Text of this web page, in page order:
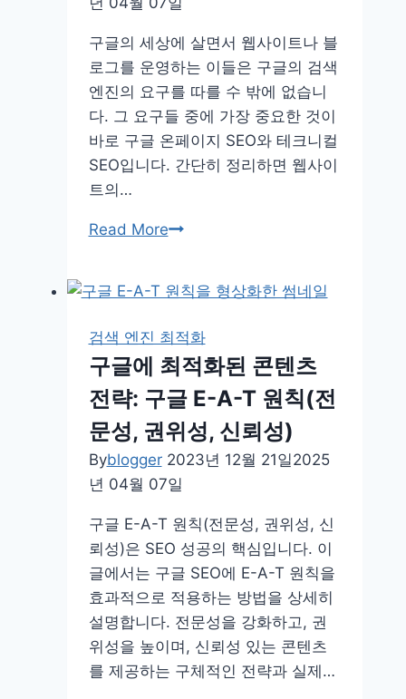
성
공
의
열
쇠
구글의 세상에 살면서 웹사이트나 블
로그를 운영하는 이들은 구글의 검색
엔진의 요구를 따를 수 밖에 없습니
다. 그 요구들 중에 가장 중요한 것이
바로 구글 온페이지 SEO와 테크니컬
SEO입니다. 간단히 정리하면 웹사이
트의…
Read More구
온
이
지
및
테
크
컬
SEO:
구
글
검
색
콘
솔
검색 엔진 최적화
구글에 최적화된 콘텐츠
전략: 구글 E-A-T 원칙(전
문성, 권위성, 신뢰성)
Byblogger 2023년 12월 21일2025
년 04월 07일
구글 E-A-T 원칙(전문성, 권위성, 신
뢰성)은 SEO 성공의 핵심입니다. 이
글에서는 구글 SEO에 E-A-T 원칙을
효과적으로 적용하는 방법을 상세히
설명합니다. 전문성을 강화하고, 권
위성을 높이며, 신뢰성 있는 콘텐츠
를 제공하는 구체적인 전략과 실제…